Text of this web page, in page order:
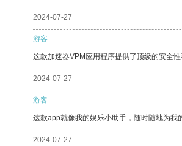
2024-07-27
游客
这款加速器VPM应用程序提供了顶级的安全性
2024-07-27
游客
这款app就像我的娱乐小助手，随时随地为我
2024-07-27